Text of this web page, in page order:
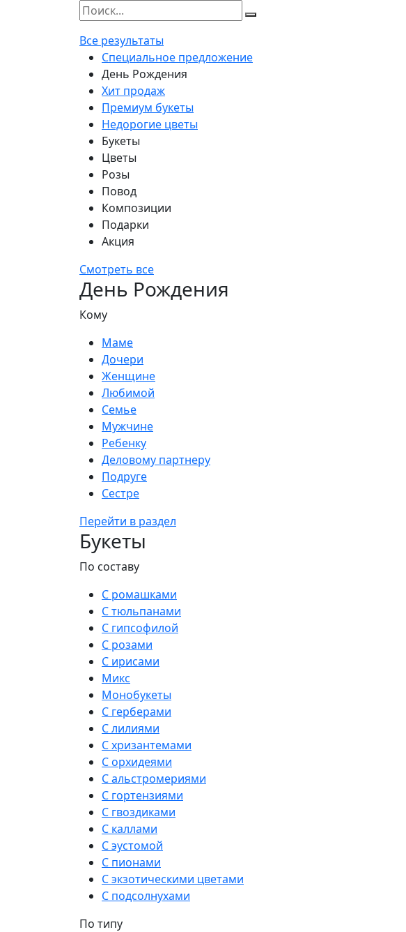
Все результаты
Специальное предложение
День Рождения
Хит продаж
Премиум букеты
Недорогие цветы
Букеты
Цветы
Розы
Повод
Композиции
Подарки
Акция
Смотреть все
День Рождения
Кому
Маме
Дочери
Женщине
Любимой
Семье
Мужчине
Ребенку
Деловому партнеру
Подруге
Сестре
Перейти в раздел
Букеты
По составу
С ромашками
С тюльпанами
С гипсофилой
С розами
С ирисами
Микс
Монобукеты
С герберами
С лилиями
С хризантемами
С орхидеями
С альстромериями
С гортензиями
С гвоздиками
С каллами
С эустомой
С пионами
С экзотическими цветами
С подсолнухами
По типу